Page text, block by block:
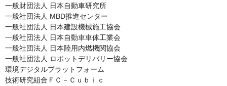
一般財団法人 日本自動車研究所
一般社団法人 MBD推進センター
一般社団法人 日本建設機械施工協会
一般社団法人 日本自動車車体工業会
一般社団法人 日本陸用内燃機関協会
一般社団法人 ロボットデリバリー協会
環境デジタルプラットフォーム
技術研究組合ＦＣ－Ｃｕｂｉｃ